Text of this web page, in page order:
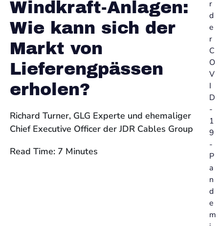
Windkraft-Anlagen:
Wie kann sich der
Markt von
Lieferengpässen
erholen?
Richard Turner, GLG Experte und ehemaliger
Chief Executive Officer der JDR Cables Group
Read Time: 7 Minutes
r
d
e
r
C
O
V
I
D
-
1
9
-
P
a
n
d
e
m